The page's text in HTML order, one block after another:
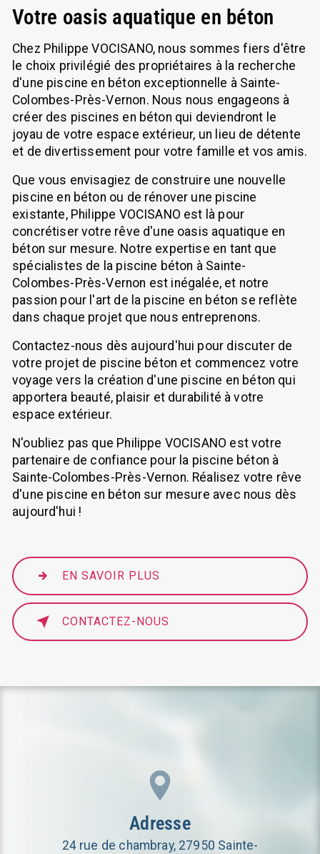
Votre oasis aquatique en béton
Chez Philippe VOCISANO, nous sommes fiers d'être
le choix privilégié des propriétaires à la recherche
d'une piscine en béton exceptionnelle à Sainte-
Colombes-Près-Vernon. Nous nous engageons à
créer des piscines en béton qui deviendront le
joyau de votre espace extérieur, un lieu de détente
et de divertissement pour votre famille et vos amis.
Que vous envisagiez de construire une nouvelle
piscine en béton ou de rénover une piscine
existante, Philippe VOCISANO est là pour
concrétiser votre rêve d'une oasis aquatique en
béton sur mesure. Notre expertise en tant que
spécialistes de la piscine béton à Sainte-
Colombes-Près-Vernon est inégalée, et notre
passion pour l'art de la piscine en béton se reflète
dans chaque projet que nous entreprenons.
Contactez-nous dès aujourd'hui pour discuter de
votre projet de piscine béton et commencez votre
voyage vers la création d'une piscine en béton qui
apportera beauté, plaisir et durabilité à votre
espace extérieur.
N'oubliez pas que Philippe VOCISANO est votre
partenaire de confiance pour la piscine béton à
Sainte-Colombes-Près-Vernon. Réalisez votre rêve
d'une piscine en béton sur mesure avec nous dès
aujourd'hui !
EN SAVOIR PLUS
CONTACTEZ-NOUS
Adresse
24 rue de chambray, 27950 Sainte-